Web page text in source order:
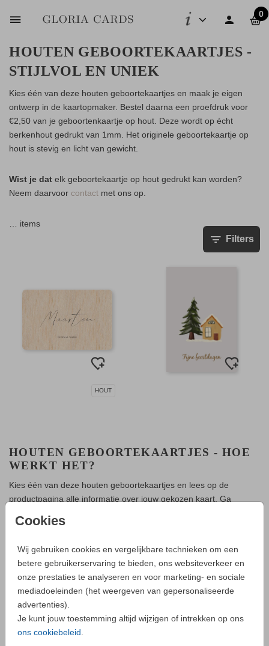
0
Cookies
Wij gebruiken cookies en vergelijkbare technieken om een
betere gebruikerservaring te bieden, ons websiteverkeer en
onze prestaties te analyseren en voor marketing- en sociale
mediadoeleinden (het weergeven van gepersonaliseerde
advertenties).
Je kunt jouw toestemming altijd wijzigen of intrekken op ons
ons cookiebeleid
HOUTEN GEBOORTEKAARTJES -
STIJLVOL EN UNIEK
Kies één van deze houten geboortekaartjes en maak je eigen
ontwerp in de kaartopmaker. Bestel daarna een proefdruk voor
€2,50 van je geboortenkaartje op hout. Deze wordt op écht
berkenhout gedrukt van 1mm. Het originele geboortekaartje op
hout is stevig en licht van gewicht.
Wist je dat elk geboortekaartje op hout gedrukt kan worden?
Neem daarvoor contact met ons op.
items
Filters
HOUT
HOUTEN GEBOORTEKAARTJES - HOE
WERKT HET?
Kies één van deze houten geboortekaartjes en lees op de
productpagina alle informatie over jouw gekozen kaart. Ga
dat je niet de kleur wit kun gebruiken. Op geboortekaarten van
kunt het houten babykaartje opslaan in je account en een
proefdrukbestellen. De houten kaartjes zijn licht van gewicht.
Weeg altijd jouw proefdruk en de envelop. Deenveloppenkun je
vooraf bestellen.
Is jullie kindje geboren? Bestel dan jullie unieke houten
geboortekaartjes.